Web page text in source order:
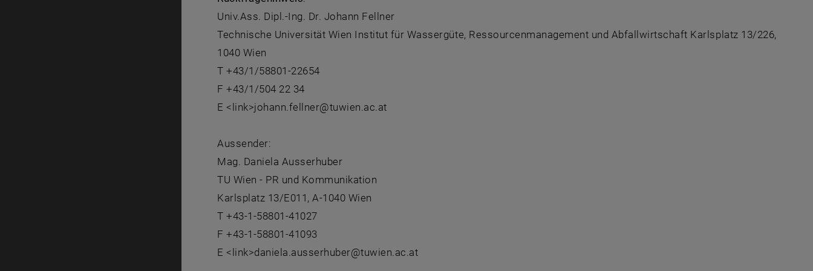
Univ.Ass. Dipl.-Ing. Dr. Johann Fellner
Technische Universität Wien Institut für Wassergüte, Ressourcenmanagement und Abfallwirtschaft Karlsplatz 13/226,
1040 Wien
T +43/1/58801-22654
F +43/1/504 22 34
E <link>johann.fellner@tuwien.ac.at
Aussender:
Mag. Daniela Ausserhuber
TU Wien - PR und Kommunikation
Karlsplatz 13/E011, A-1040 Wien
T +43-1-58801-41027
F +43-1-58801-41093
E <link>daniela.ausserhuber@tuwien.ac.at